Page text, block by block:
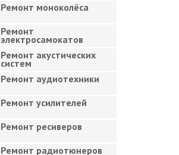
Ремонт моноколёса
Ремонт
электросамокатов
Ремонт акустических
систем
Ремонт аудиотехники
Ремонт усилителей
Ремонт ресиверов
Ремонт радиотюнеров